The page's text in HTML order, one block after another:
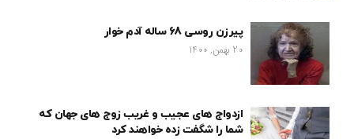
پیرزن روسی 68 ساله آدم خوار
20 بهمن, 1400
ازدواج های عجیب و غریب زوج های جهان که
شما را شگفت زده خواهند کرد